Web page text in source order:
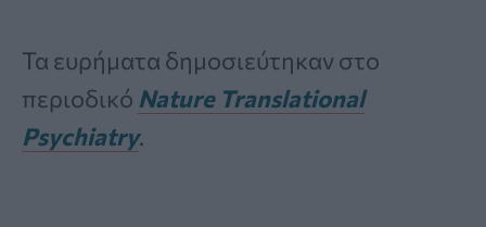
Τα ευρήματα δημοσιεύτηκαν στο
περιοδικό Nature Translational
Psychiatry.